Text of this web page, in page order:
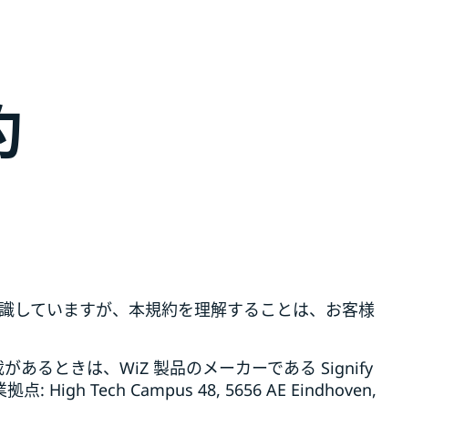
していますが、本規約を理解することは、お客様
あるときは、WiZ 製品のメーカーである Signify
点: High Tech Campus 48, 5656 AE Eindhoven,